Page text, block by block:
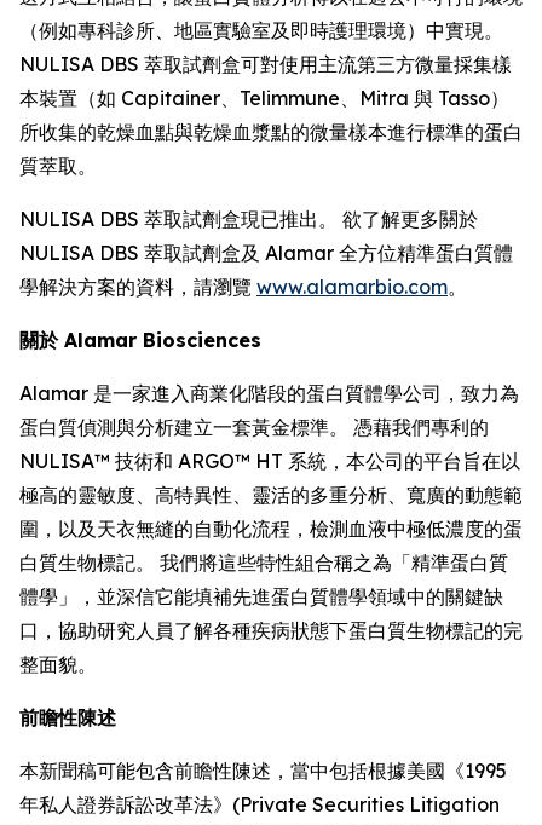
（例如專科診所、地區實驗室及即時護理環境）中實現。
NULISA DBS 萃取試劑盒可對使用主流第三方微量採集樣
本裝置（如 Capitainer、Telimmune、Mitra 與 Tasso）
所收集的乾燥血點與乾燥血漿點的微量樣本進行標準的蛋白
質萃取。
NULISA DBS 萃取試劑盒現已推出。 欲了解更多關於
NULISA DBS 萃取試劑盒及 Alamar 全方位精準蛋白質體
學解決方案的資料，請瀏覽 www.alamarbio.com。
關於 Alamar Biosciences
Alamar 是一家進入商業化階段的蛋白質體學公司，致力為
蛋白質偵測與分析建立一套黃金標準。 憑藉我們專利的
NULISA™ 技術和 ARGO™ HT 系統，本公司的平台旨在以
極高的靈敏度、高特異性、靈活的多重分析、寬廣的動態範
圍，以及天衣無縫的自動化流程，檢測血液中極低濃度的蛋
白質生物標記。 我們將這些特性組合稱之為「精準蛋白質
體學」，並深信它能填補先進蛋白質體學領域中的關鍵缺
口，協助研究人員了解各種疾病狀態下蛋白質生物標記的完
整面貌。
前瞻性陳述
本新聞稿可能包含前瞻性陳述，當中包括根據美國《1995
年私人證券訴訟改革法》(Private Securities Litigation